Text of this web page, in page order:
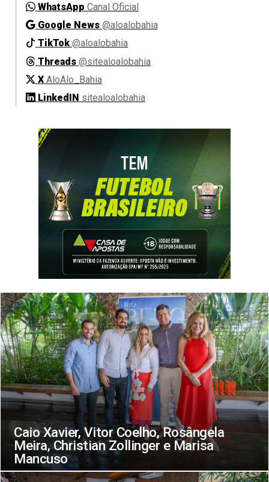
WhatsApp Canal Oficial
Google News @aloalobahia
TikTok @aloalobahia
Threads @sitealoalobahia
X AloAlo_Bahia
LinkedIN sitealoalobahia
Caio Xavier, Vitor Coelho, Rosângela
Meira, Christian Zollinger e Marisa
Mancuso